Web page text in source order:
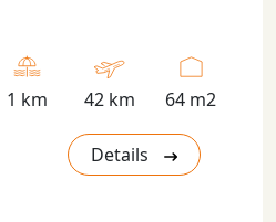
1 km 42 km 64 m2
Details